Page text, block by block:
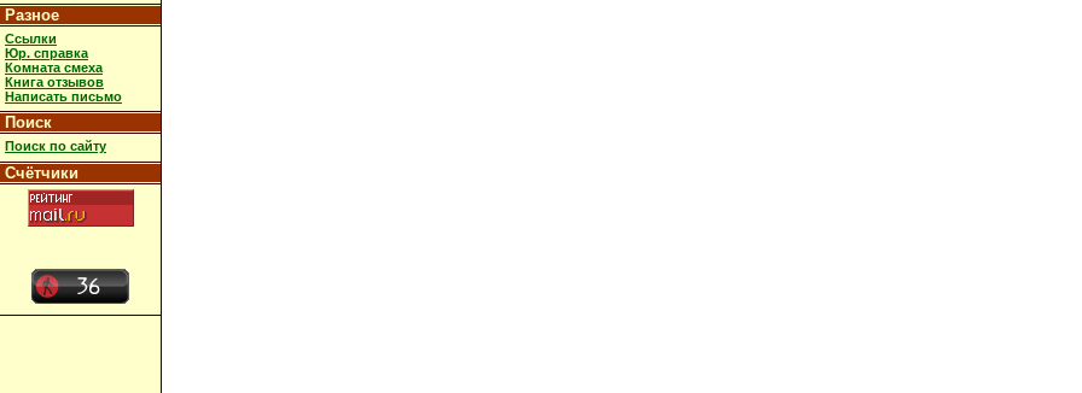
Разное
Ссылки
Юр. справка
Комната смеха
Книга отзывов
Написать письмо
Поиск
Поиск по сайту
Счётчики